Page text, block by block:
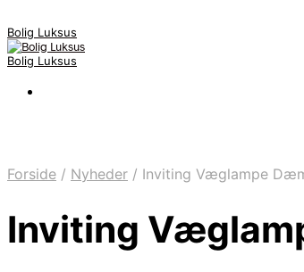
Bolig Luksus
Bolig Luksus
Forside / Nyheder / Inviting Væglampe
Inviting